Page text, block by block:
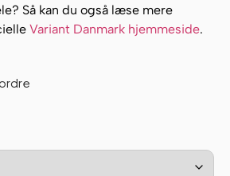
Så kan du også læse mere
Variant Danmark hjemmeside.